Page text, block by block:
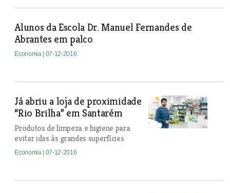
Alunos da Escola Dr. Manuel Fernandes de
Abrantes em palco
Economia | 07-12-2016
Já abriu a loja de proximidade
“Rio Brilha” em Santarém
Produtos de limpeza e higiene para
evitar idas às grandes superfícies
Economia | 07-12-2016